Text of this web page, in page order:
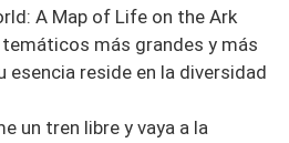
A Map of Life on the Ark
más grandes y más
esencia reside en la diversidad
un tren libre y vaya a la